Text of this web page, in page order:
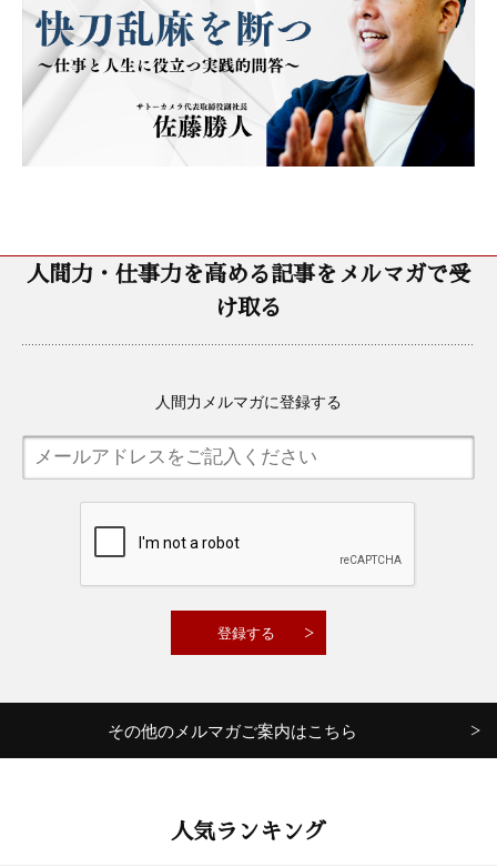
人間力・仕事力を高める記事をメルマガで受
け取る
人間力メルマガに登録する
その他のメルマガご案内はこちら
人気ランキング